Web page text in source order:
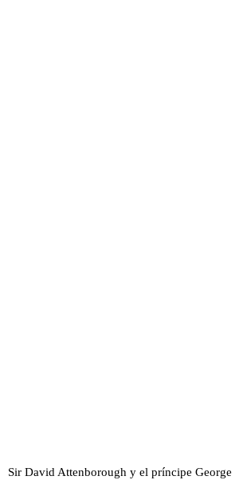
Sir David Attenborough y el príncipe George